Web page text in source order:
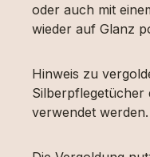
oder auch mit
wieder auf Glanz
Hinweis zu
verwendet werden.